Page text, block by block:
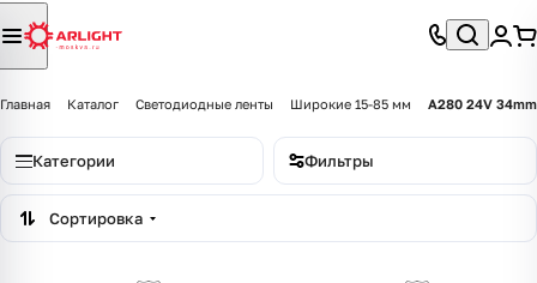
Главная Каталог Светодиодные ленты Широкие 15-85 мм A280 24V
Категории Фильтры
Сортировка